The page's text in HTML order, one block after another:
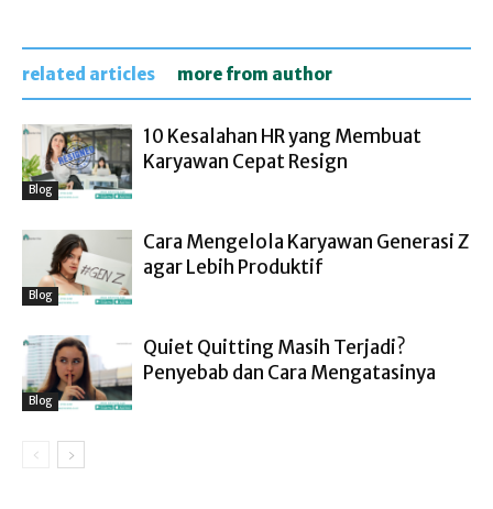
related articles more from author
Blog
10 Kesalahan HR yang Membuat
Karyawan Cepat Resign
Blog
Cara Mengelola Karyawan Generasi Z
agar Lebih Produktif
Blog
Quiet Quitting Masih Terjadi?
Penyebab dan Cara Mengatasinya